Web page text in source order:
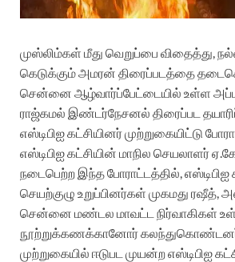
முஸ்லிம்கள் மீது வெறுப்பை விதைத்து,
கெடுக்கும் அமரன் திரைப்படத்தை
சென்னை ஆழ்வார்ப்பேட்டையில் உள்ள
ராஜ்கமல் இண்டர்நேசனல் திரைப்பட
எஸ்டிபிஐ கட்சியினர்முற்றுகையிட்டு
எஸ்டிபிஐ கட்சியின் மாநில செயலாளர்
நடைபெற்ற இந்த போராட்டத்தில், எஸ்டிபிஐ
செயற்குழு உறுப்பினர்கள் முகமது ரஷீத்,
சென்னை மண்டல மாவட்ட நிர்வாகிகள்
நூற்றுக்கணக்கானோர்
முற்றுகையில் ஈடுபட முயன்ற எஸ்டிபிஐ